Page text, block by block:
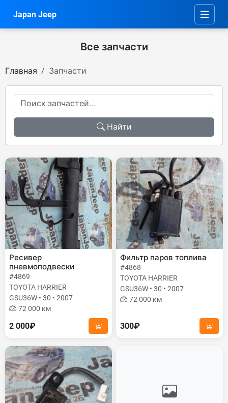
Japan Jeep
Все запчасти
Главная Запчасти
Найти
Ресивер
пневмоподвески
#4869
TOYOTA HARRIER
GSU36W • 30 • 2007
72 000 км
2 000₽
Фильтр паров топлива
#4868
TOYOTA HARRIER
GSU36W • 30 • 2007
72 000 км
300₽